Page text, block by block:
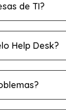
de TI?
Help Desk?